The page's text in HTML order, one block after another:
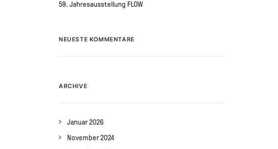
59. Jahresausstellung FLOW
NEUESTE KOMMENTARE
ARCHIVE
Januar 2026
November 2024